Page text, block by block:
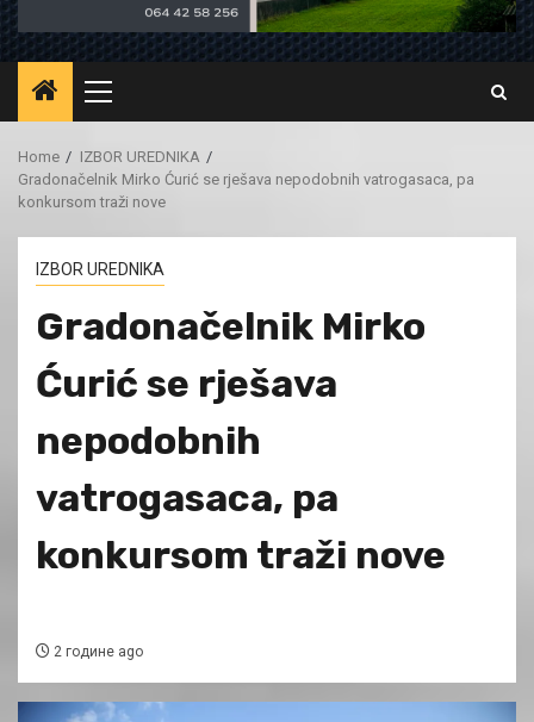
Primary
Menu
Home
IZBOR UREDNIKA
Gradonačelnik Mirko Ćurić se rješava nepodobnih vatrogasaca, pa
konkursom traži nove
IZBOR UREDNIKA
Gradonačelnik Mirko
Ćurić se rješava
nepodobnih
vatrogasaca, pa
konkursom traži nove
2 године ago